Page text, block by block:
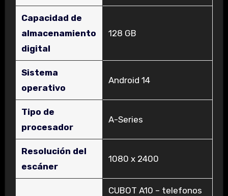
Capacidad de
almacenamiento
digital
‎128 GB
Sistema
operativo
‎Android 14
Tipo de
procesador
‎A-Series
Resolución del
escáner
‎1080 x 2400
‎CUBOT A10 – telefonos